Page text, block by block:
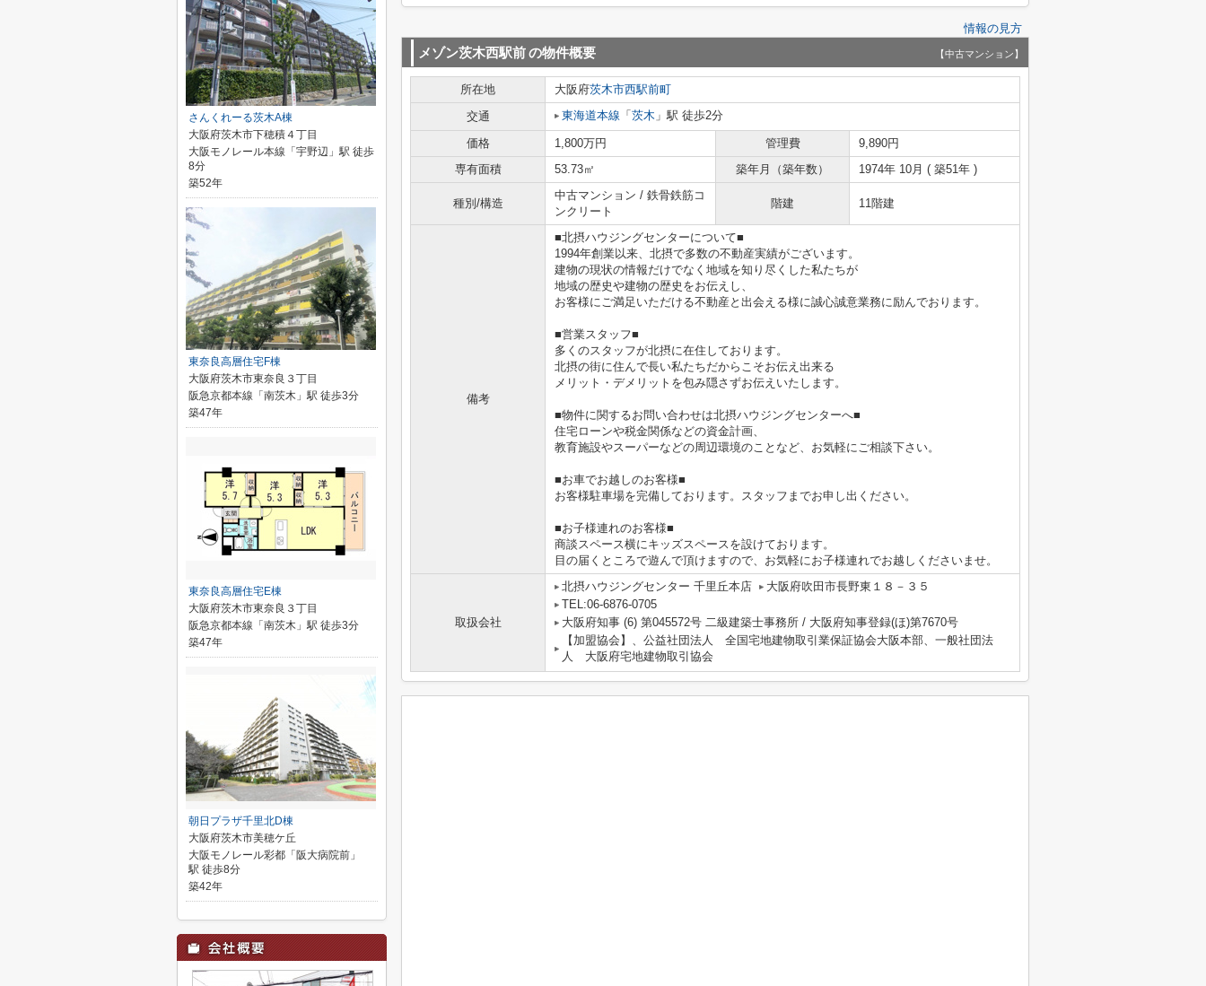
情報の見方
メゾン茨木西駅前の物件概要 【中古マンション】
所在地 大阪府茨木市西駅前町
交通
東海道本線 「 茨木 」駅 徒歩2分
価格 1,800万円 管理費
9,890円
専有面積
53.73㎡ 築年月（築年数） 1974年 10月 ( 築51年 )
種別/構造
中古マンション / 鉄骨鉄筋コ
ンクリート
階建 11階建
備考
■北摂ハウジングセンターについて■
1994年創業以来、北摂で多数の不動産実績がございます。
建物の現状の情報だけでなく地域を知り尽くした私たちが
地域の歴史や建物の歴史をお伝えし、
お客様にご満足いただける不動産と出会える様に誠心誠意業務に励んでおります。
■営業スタッフ■
多くのスタッフが北摂に在住しております。
北摂の街に住んで長い私たちだからこそお伝え出来る
メリット・デメリットを包み隠さずお伝えいたします。
■物件に関するお問い合わせは北摂ハウジングセンターへ■
住宅ローンや税金関係などの資金計画、
教育施設やスーパーなどの周辺環境のことなど、お気軽にご相談下さい。
■お車でお越しのお客様■
お客様駐車場を完備しております。スタッフまでお申し出ください。
■お子様連れのお客様■
商談スペース横にキッズスペースを設けております。
目の届くところで遊んで頂けますので、お気軽にお子様連れでお越しくださいませ。
取扱会社
北摂ハウジングセンター 千里丘本店
大阪府吹田市長野東１８－３５
TEL:06-6876-0705
大阪府知事 (6) 第045572号 二級建築士事務所 / 大阪府知事登録(ほ)第7670号
【加盟協会】、公益社団法人 全国宅地建物取引業保証協会大阪本部、一般社団法
人 大阪府宅地建物取引協会
さんくれーる茨木A棟
大阪府茨木市下穂積４丁目
大阪モノレール本線「宇野辺」駅 徒歩
8分
築52年
東奈良高層住宅F棟
大阪府茨木市東奈良３丁目
阪急京都本線「南茨木」駅 徒歩3分
築47年
東奈良高層住宅E棟
大阪府茨木市東奈良３丁目
阪急京都本線「南茨木」駅 徒歩3分
築47年
朝日プラザ千里北D棟
大阪府茨木市美穂ケ丘
大阪モノレール彩都「阪大病院前」
駅 徒歩8分
築42年